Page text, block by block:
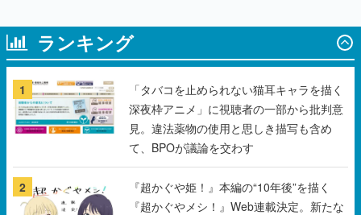
ランキング
1
「タバコを止められない猫耳キャラを描く
深夜枠アニメ」に視聴者の一部から批判意
見。違法薬物の使用と思しき描写も含め
て、BPOが議論を交わす
2
『超かぐや姫！』本編の“10年後”を描く
『超かぐやメシ！』Web連載決定。新たな